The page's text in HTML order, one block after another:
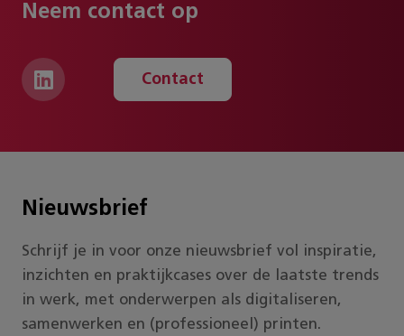
Neem contact op
Contact
Nieuwsbrief
Schrijf je in voor onze nieuwsbrief vol inspiratie,
inzichten en praktijkcases over de laatste trends
in werk, met onderwerpen als digitaliseren,
samenwerken en (professioneel) printen.